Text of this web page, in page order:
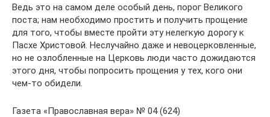
Ведь это на самом деле особый день, порог Великого
поста; нам необходимо простить и получить прощение
для того, чтобы вместе пройти эту нелегкую дорогу к
Пасхе Хрис­товой. Неслучайно даже и невоцерковленные,
но не озлобленные на Церковь люди часто дожидаются
этого дня, чтобы попросить прощения у тех, кого они
чем-то обидели.
Газета «Православная вера» № 04 (624)